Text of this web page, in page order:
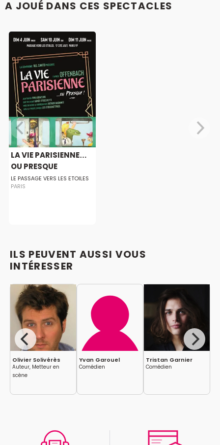
A JOUÉ DANS CES SPECTACLES
LA VIE PARISIENNE…
OU PRESQUE
LE PASSAGE VERS LES ETOILES
PARIS
ILS PEUVENT AUSSI VOUS
INTÉRESSER
Olivier Solivérès
Auteur, Metteur en
scène
Yvan Garouel
Comédien
Tristan Garnier
Comédien